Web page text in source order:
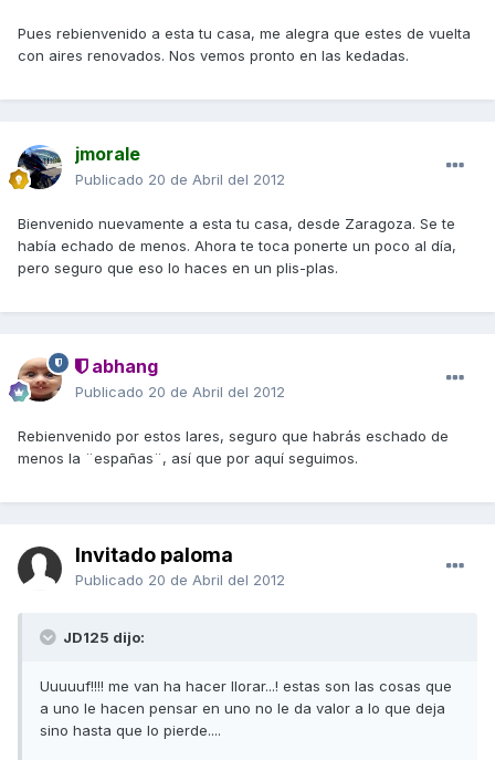
Pues rebienvenido a esta tu casa, me alegra que estes de vuelta
con aires renovados. Nos vemos pronto en las kedadas.
jmorale
Publicado 20 de Abril del 2012
Bienvenido nuevamente a esta tu casa, desde Zaragoza. Se te
había echado de menos. Ahora te toca ponerte un poco al día,
pero seguro que eso lo haces en un plis-plas.
abhang
Publicado 20 de Abril del 2012
Rebienvenido por estos lares, seguro que habrás eschado de
menos la ¨españas¨, así que por aquí seguimos.
Invitado paloma
Publicado 20 de Abril del 2012
JD125 dijo:
Uuuuuf!!!! me van ha hacer llorar...! estas son las cosas que
a uno le hacen pensar en uno no le da valor a lo que deja
sino hasta que lo pierde....